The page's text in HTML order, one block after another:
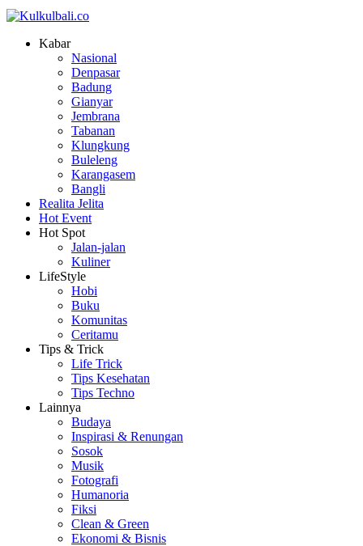
Kabar
Nasional
Denpasar
Badung
Gianyar
Jembrana
Tabanan
Klungkung
Buleleng
Karangasem
Bangli
Realita Jelita
Hot Event
Hot Spot
Jalan-jalan
Kuliner
LifeStyle
Hobi
Buku
Komunitas
Ceritamu
Tips & Trick
Life Trick
Tips Kesehatan
Tips Techno
Lainnya
Budaya
Inspirasi & Renungan
Sosok
Musik
Fotografi
Humanoria
Fiksi
Clean & Green
Ekonomi & Bisnis